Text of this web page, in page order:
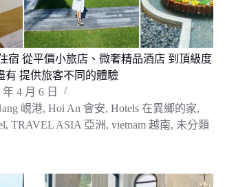
宿 從平價小旅店、微奢精品酒店 到頂級度
有 提供旅客不同的體驗
年 4 月 6 日
峴港, Hoi An 會安, Hotels 在異鄉的家,
, TRAVEL ASIA 亞洲, vietnam 越南, 未分類